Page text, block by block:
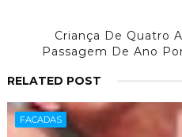
Criança De Quatro
Passagem De Ano
RELATED POST
FACADAS